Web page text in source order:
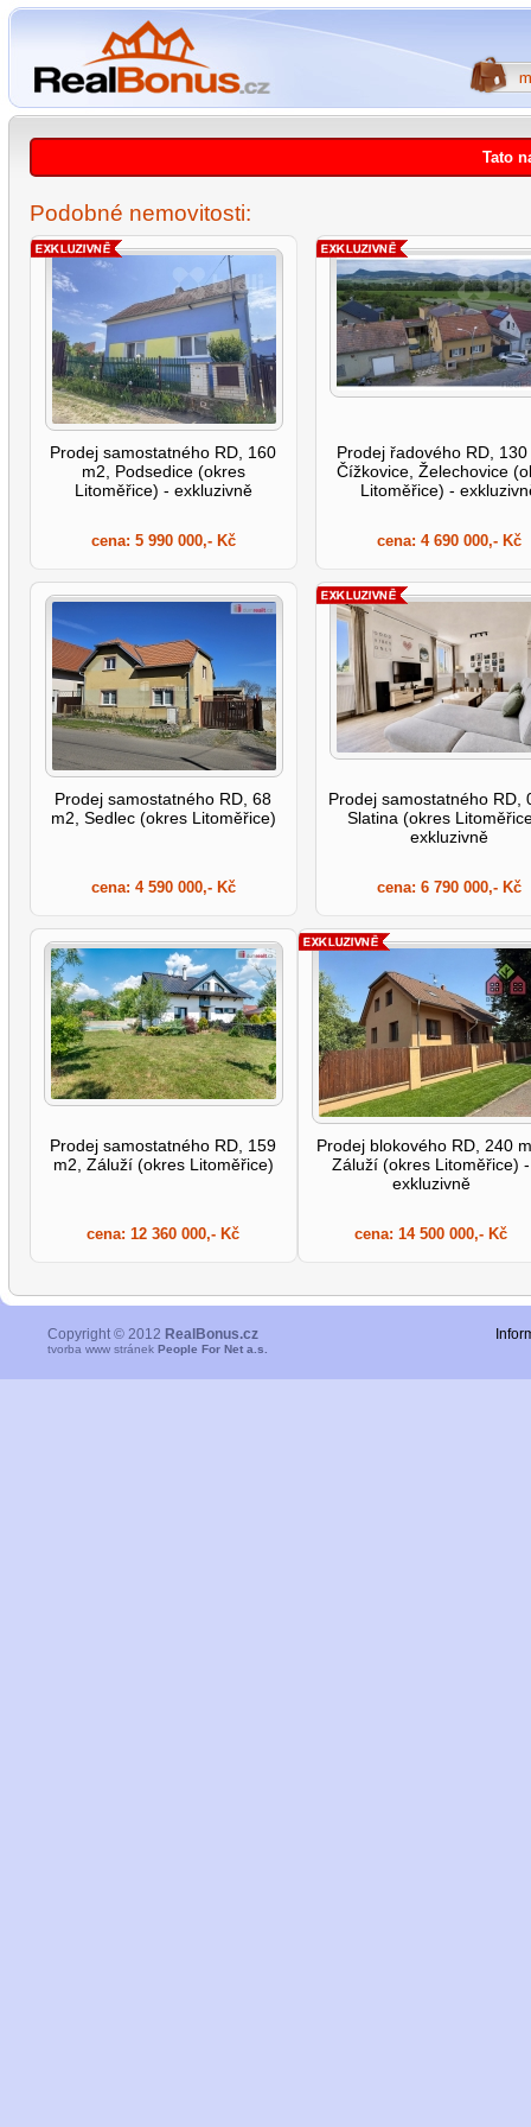
Tato
Podobné nemovitosti:
Prodej samostatného RD, 160
m2, Podsedice (okres
Litoměřice) - exkluzivně
cena: 5 990 000,- Kč
Prodej řadového RD,
Čížkovice, Želechovice
Litoměřice) -
cena: 4 690 000,- Kč
Prodej samostatného RD, 68
m2, Sedlec (okres Litoměřice)
cena: 4 590 000,- Kč
Prodej samostatného RD,
Slatina (okres
exkluzivně
cena: 6 790 000,- Kč
Prodej samostatného RD, 159
m2, Záluží (okres Litoměřice)
cena:12 360 000,- Kč
Prodej blokového RD, 240
Záluží (okres Litoměřice) -
exkluzivně
cena:14 500 000,- Kč
Copyright © 2012 RealBonus.cz
tvorba www stránek People For Net a.s.